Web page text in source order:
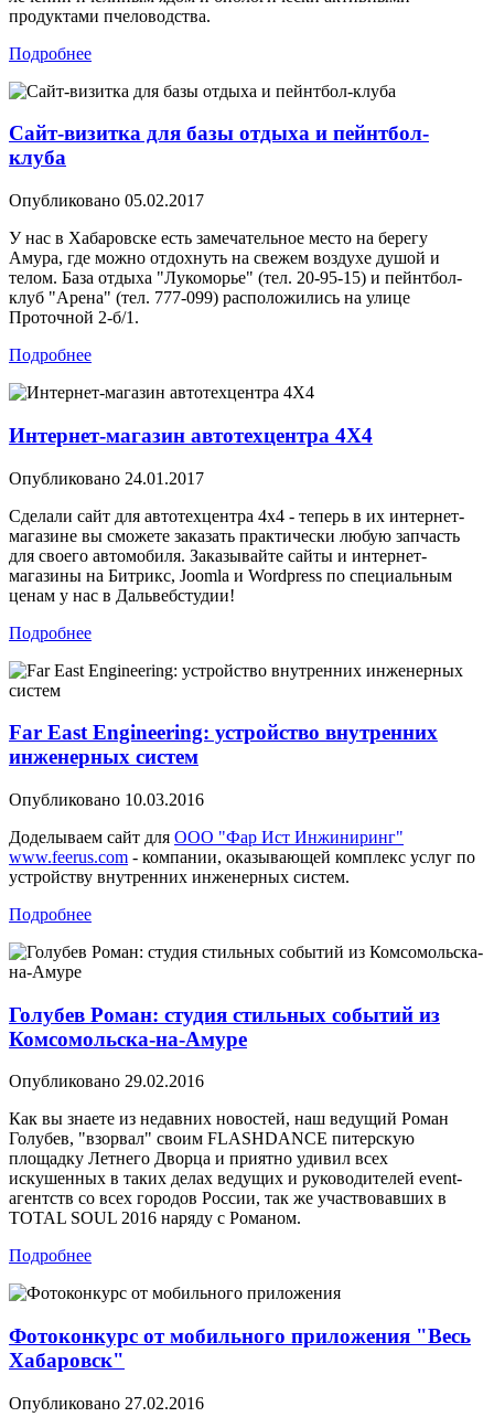
продуктами пчеловодства.
Подробнее
Сайт-визитка для базы отдыха и пейнтбол-
клуба
Опубликовано 05.02.2017
У нас в Хабаровске есть замечательное место на берегу
Амура, где можно отдохнуть на свежем воздухе душой и
телом. База отдыха "Лукоморье" (тел. 20-95-15) и пейнтбол-
клуб "Арена" (тел. 777-099) расположились на улице
Проточной 2-б/1.
Подробнее
Интернет-магазин автотехцентра 4X4
Опубликовано 24.01.2017
Сделали сайт для автотехцентра 4x4 - теперь в их интернет-
магазине вы сможете заказать практически любую запчасть
для своего автомобиля. Заказывайте сайты и интернет-
магазины на Битрикс, Joomla и Wordpress по специальным
ценам у нас в Дальвебстудии!
Подробнее
Far East Engineering: устройство внутренних
инженерных систем
Опубликовано 10.03.2016
Доделываем сайт для ООО "Фар Ист Инжиниринг"
www.feerus.com - компании, оказывающей комплекс услуг по
устройству внутренних инженерных систем.
Подробнее
Голубев Роман: студия стильных событий из
Комсомольска-на-Амуре
Опубликовано 29.02.2016
Как вы знаете из недавних новостей, наш ведущий Роман
Голубев, "взорвал" своим FLASHDANCE питерскую
площадку Летнего Дворца и приятно удивил всех
искушенных в таких делах ведущих и руководителей event-
агентств со всех городов России, так же участвовавших в
TOTAL SOUL 2016 наряду с Романом.
Подробнее
Фотоконкурс от мобильного приложения "Весь
Хабаровск"
Опубликовано 27.02.2016